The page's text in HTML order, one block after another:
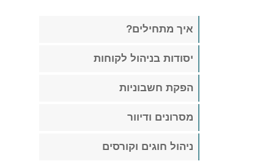
איך מתחילים?
יסודות בניהול לקוחות
הפקת חשבוניות
מסרונים ודיוור
ניהול חוגים וקורסים